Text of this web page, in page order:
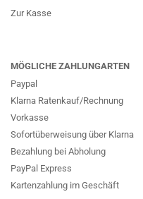
Zur Kasse
MÖGLICHE ZAHLUNGARTEN
Paypal
Klarna Ratenkauf/Rechnung
Vorkasse
Sofortüberweisung über Klarna
Bezahlung bei Abholung
PayPal Express
Kartenzahlung im Geschäft